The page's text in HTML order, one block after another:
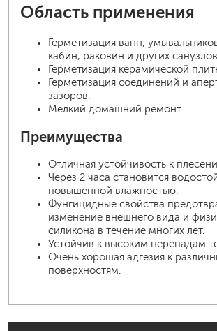
Область применения
Герметизация ванн,
кабин, раковин и других санузлов.
Герметизация керамической
Герметизация соединений и
зазоров.
Мелкий домашний ремонт.
Преимущества
Отличная устойчивость к
Через 2 часа становится
повышенной влажностью.
Фунгицидные свойства
изменение внешнего вида и
силикона в течение многих лет.
Устойчив к высоким перепадам
Очень хорошая адгезия к
поверхностям.